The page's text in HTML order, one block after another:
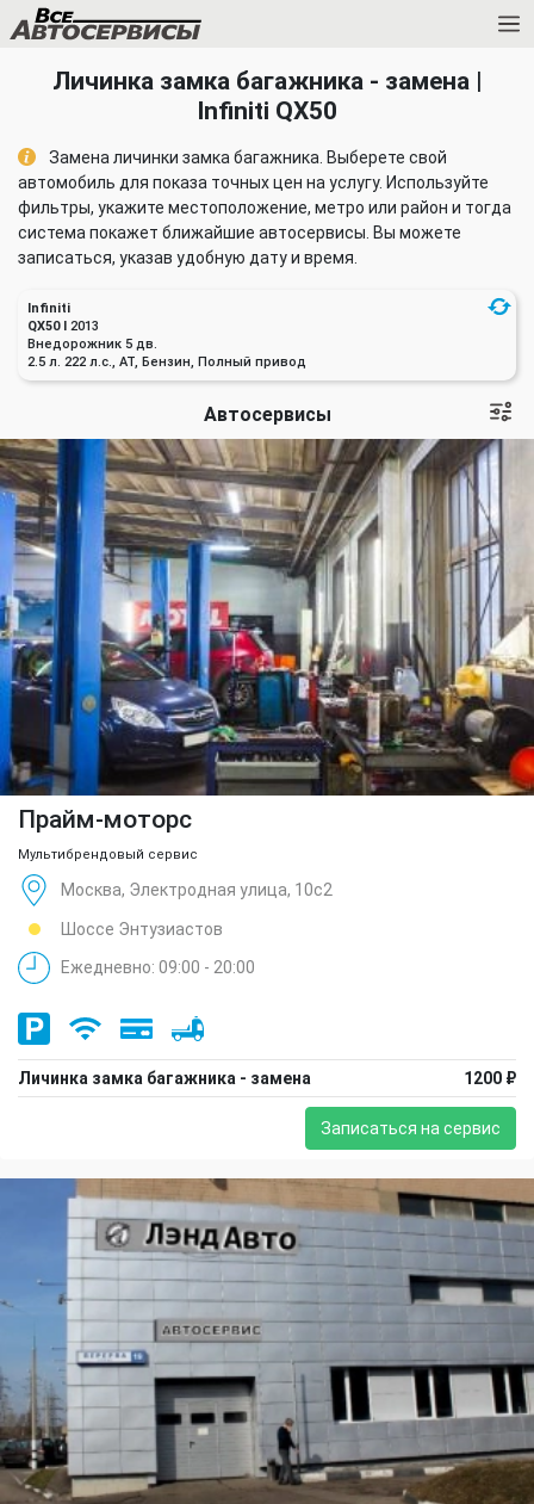
Личинка замка багажника - замена |
Infiniti QX50
Замена личинки замка багажника. Выберете свой
автомобиль для показа точных цен на услугу. Используйте
фильтры, укажите местоположение, метро или район и тогда
система покажет ближайшие автосервисы. Вы можете
записаться, указав удобную дату и время.
Infiniti
QX50 I 2013
Внедорожник 5 дв.
2.5 л. 222 л.с., AT, Бензин, Полный привод
Автосервисы
Прайм-моторс
Мультибрендовый сервис
Москва, Электродная улица, 10с2
Шоссе Энтузиастов
Ежедневно: 09:00 - 20:00
Личинка замка багажника - замена 1200 ₽
Записаться на сервис